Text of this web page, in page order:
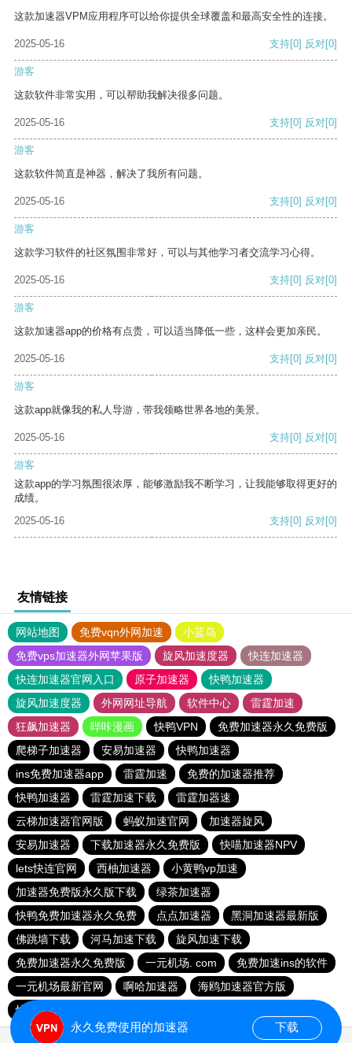
这款加速器VPM应用程序可以给你提供全球覆盖和最高安全性的连接。
2025-05-16 支持[0] 反对[0]
游客
这款软件非常实用，可以帮助我解决很多问题。
2025-05-16 支持[0] 反对[0]
游客
这款软件简直是神器，解决了我所有问题。
2025-05-16 支持[0] 反对[0]
游客
这款学习软件的社区氛围非常好，可以与其他学习者交流学习心得。
2025-05-16 支持[0] 反对[0]
游客
这款加速器app的价格有点贵，可以适当降低一些，这样会更加亲民。
2025-05-16 支持[0] 反对[0]
游客
这款app就像我的私人导游，带我领略世界各地的美景。
2025-05-16 支持[0] 反对[0]
游客
这款app的学习氛围很浓厚，能够激励我不断学习，让我能够取得更好的
成绩。
2025-05-16
支持[0] 反对[0]
友情链接
网站地图 免费vqn外网加速
小蓝鸟
免费vps加速器外网苹果版
旋风加速度器
快连加速器
快连加速器官网入口
原子加速器
快鸭加速器
旋风加速度器
外网网址导航 软件中心
雷霆加速
狂飙加速器
哔咔漫画 快鸭VPN
免费加速器永久免费版
爬梯子加速器
安易加速器
快鸭加速器
ins免费加速器app
雷霆加速
免费的加速器推荐
快鸭加速器
雷霆加速下载
雷霆加器速
云梯加速器官网版
蚂蚁加速官网
加速器旋风
安易加速器
下载加速器永久免费版
快喵加速器NPV
lets快连官网
西柚加速器
小黄鸭vp加速
加速器免费版永久版下载
绿茶加速器
快鸭免费加速器永久免费
点点加速器
黑洞加速器最新版
佛跳墙下载
河马加速下载
旋风加速下载
免费加速器永久免费版
一元机场. com
免费加速ins的软件
一元机场最新官网
啊哈加速器
海鸥加速器官方版
快鸭加速器app
永久免费使用的加速器 下载